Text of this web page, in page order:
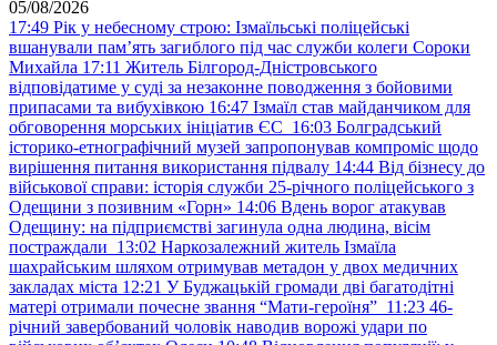
05/08/2026
17:49 Рік у небесному строю: Ізмаїльські поліцейські
вшанували пам’ять загиблого під час служби колеги Сороки
Михайла 17:11 Житель Білгород-Дністровського
відповідатиме у суді за незаконне поводження з бойовими
припасами та вибухівкою 16:47 Ізмаїл став майданчиком для
обговорення морських ініціатив ЄС 16:03 Болградський
історико-етнографічний музей запропонував компроміс щодо
вирішення питання використання підвалу 14:44 Від бізнесу до
військової справи: історія служби 25-річного поліцейського з
Одещини з позивним «Горн» 14:06 Вдень ворог атакував
Одещину: на підприємстві загинула одна людина, вісім
постраждали 13:02 Наркозалежний житель Ізмаїла
шахрайським шляхом отримував метадон у двох медичних
закладах міста 12:21 У Буджацькій громади дві багатодітні
матері отримали почесне звання “Мати-героїня” 11:23 46-
річний завербований чоловік наводив ворожі удари по